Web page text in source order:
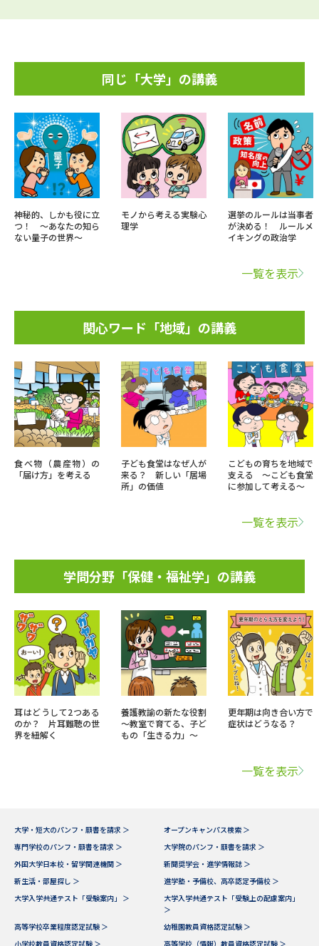
同じ「大学」の講義
神秘的、しかも役に立
つ！ ～あなたの知ら
ない量子の世界～
モノから考える実験心
理学
選挙のルールは当事者
が決める！ ルールメ
イキングの政治学
一覧を表示
関心ワード「地域」の講義
食べ物（農産物）の
「届け方」を考える
子ども食堂はなぜ人が
来る？ 新しい「居場
所」の価値
こどもの育ちを地域で
支える ～こども食堂
に参加して考える～
一覧を表示
学問分野「保健・福祉学」の講義
耳はどうして2つある
のか？ 片耳難聴の世
界を紐解く
養護教諭の新たな役割
～教室で育てる、子ど
もの「生きる力」～
更年期は向き合い方で
症状はどうなる？
一覧を表示
大学・短大のパンフ・願書を請求 ＞
オープンキャンパス検索 ＞
専門学校のパンフ・願書を請求 ＞
大学院のパンフ・願書を請求 ＞
外国大学日本校・留学関連機関 ＞
新聞奨学会・進学情報誌 ＞
新生活・部屋探し ＞
進学塾・予備校、高卒認定予備校 ＞
大学入学共通テスト「受験案内」 ＞
大学入学共通テスト「受験上の配慮案内」
＞
高等学校卒業程度認定試験 ＞
幼稚園教員資格認定試験 ＞
小学校教員資格認定試験 ＞
高等学校（情報）教員資格認定試験 ＞